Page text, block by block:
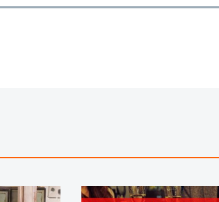
っております為、サイトでのご注文と店頭処理との
を希望される場合にも、事前に在庫の確認をお電話